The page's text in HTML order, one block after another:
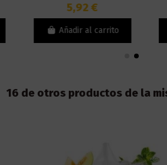
5,92 €
Añadir al carrito
16 de otros productos de la